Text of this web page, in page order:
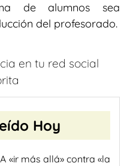
de alumnos sea
del profesorado.
en tu red social
Hoy
«ir más allá» contra «la